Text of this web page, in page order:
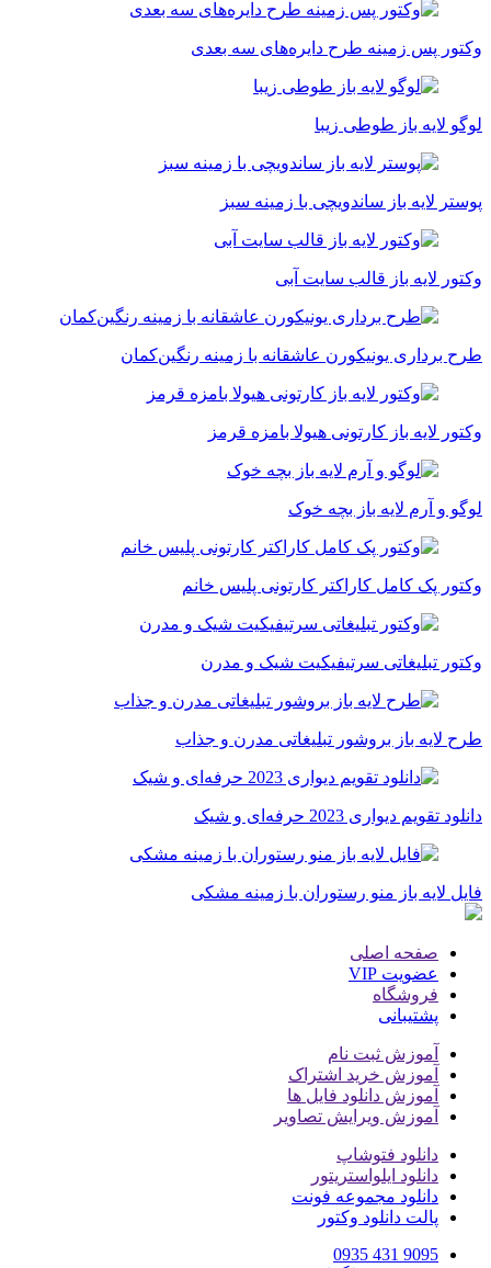
وکتور پس زمینه طرح دایره‌های سه بعدی
لوگو لایه باز طوطی زیبا
پوستر لایه باز ساندویچی با زمینه سبز
وکتور لایه باز قالب سایت آبی
طرح برداری یونیکورن عاشقانه با زمینه رنگین‌کمان
وکتور لایه باز کارتونی هیولا بامزه قرمز
لوگو و آرم لایه باز بچه خوک
وکتور پک کامل کاراکتر کارتونی پلیس خانم
وکتور تبلیغاتی سرتیفیکیت شیک و مدرن
طرح لایه باز بروشور تبلیغاتی مدرن و جذاب
دانلود تقویم دیواری 2023 حرفه‌ای و شیک
فایل لایه باز منو رستوران با زمینه مشکی
صفحه اصلی
عضویت VIP
فروشگاه
پشتیبانی
آموزش ثبت نام
آموزش خرید اشتراک
آموزش دانلود فایل ها
آموزش ویرایش تصاویر
دانلود فتوشاپ
دانلود ایلواستریتور
دانلود مجموعه فونت
پالت دانلود وکتور
9095 431 0935